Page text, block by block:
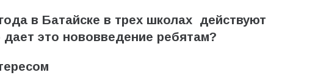
в Батайске в трех школах действуют
это нововведение ребятам?